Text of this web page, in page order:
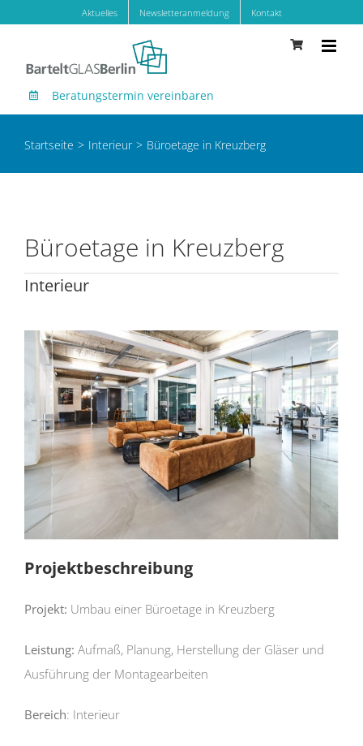
springen
Aktuelles Newsletteranmeldung Kontakt
Beratungstermin vereinbaren
Startseite Interieur Büroetage in Kreuzberg
Büroetage in Kreuzberg
Interieur
Projektbeschreibung
Projekt: Umbau einer Büroetage in Kreuzberg
Leistung: Aufmaß, Planung, Herstellung der Gläser und
Ausführung der Montagearbeiten
Bereich: Interieur